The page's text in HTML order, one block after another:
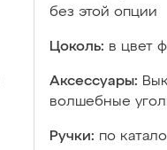
без этой опции
Цоколь: в цвет
Аксессуары:
волшебные
Ручки: по